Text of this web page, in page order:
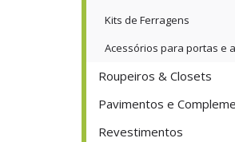
Kits de Ferragens
Acessórios para portas e
Roupeiros & Closets
Pavimentos e
Revestimentos